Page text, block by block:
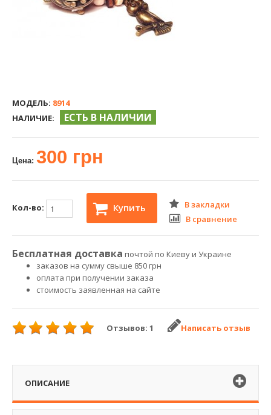
МОДЕЛЬ: 8914
НАЛИЧИЕ:
ЕСТЬ В НАЛИЧИИ
Цена: 300 грн
Кол-во: Купить
В закладки
В сравнение
Бесплатная доставка почтой по Киеву и Украине
заказов на сумму свыше 850 грн
оплата при получении заказа
стоимость заявленная на сайте
Отзывов: 1 Написать отзыв
ОПИСАНИЕ